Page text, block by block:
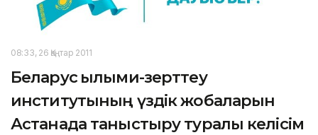
08:33, 26 Қаңтар 2011
Беларус ғылыми-зерттеу
институтының үздік жобаларын
Астанада таныстыру туралы келісім